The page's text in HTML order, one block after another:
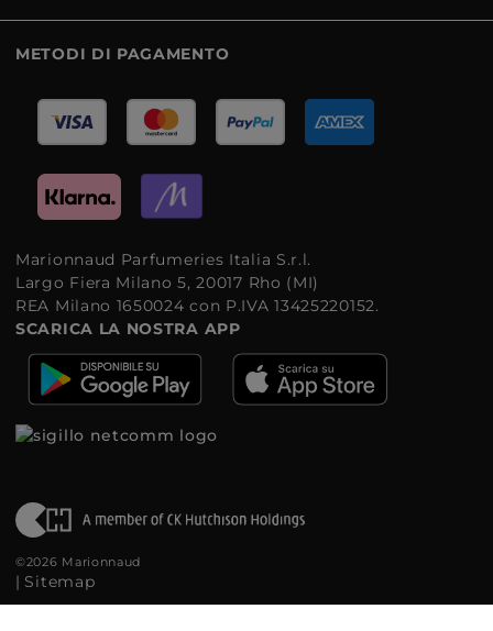
METODI DI PAGAMENTO
Marionnaud Parfumeries Italia S.r.l.
Largo Fiera Milano 5, 20017 Rho (MI)
REA Milano 1650024 con P.IVA 13425220152.
SCARICA LA NOSTRA APP
©2026 Marionnaud
| Sitemap